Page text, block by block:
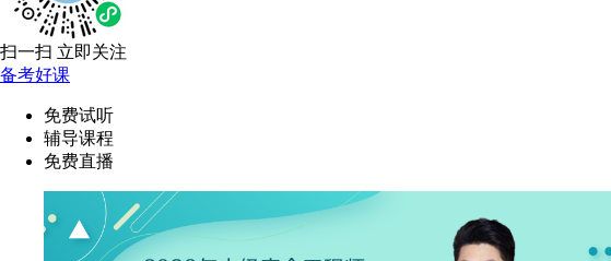
扫一扫 立即关注
备考好课
免费试听
辅导课程
免费直播